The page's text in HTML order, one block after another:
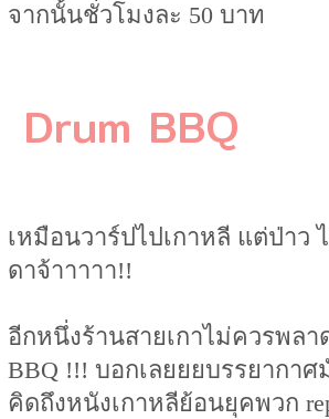
จากนั้นชั่วโมงละ 50 บาท
Drum BBQ
เหมือนวาร์ปไปเกาหลี แต่ป่าว
ดาจ้าาาาา!!
อีกหนึ่งร้านสายเกาไม่ควรพลา
BBQ !!! บอกเลยยยบรรยากาศ
คิดถึงหนังเกาหลีย้อนยุคพวก